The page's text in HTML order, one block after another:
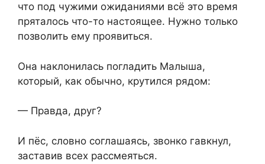
что под чужими ожиданиями всё это время
пряталось что-то настоящее. Нужно только
позволить ему проявиться.
Она наклонилась погладить Малыша,
который, как обычно, крутился рядом:
— Правда, друг?
И пёс, словно соглашаясь, звонко гавкнул,
заставив всех рассмеяться.